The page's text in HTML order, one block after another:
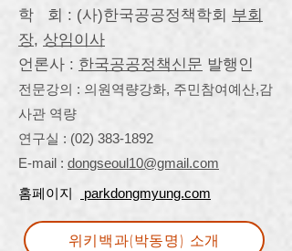
학 회 : (사)한국공공정책학회 부회
장, 상임이사
언론사 : 한국공공정책신문 발행인
전문강의 : 의원역량강화, 주민참여예산,감
사관 역량
연구실 : (02) 383-1892
E-mail : dongseoul10@gmail.com
홈페이지
parkdongmyung.com
위키백과(박동명) 소개